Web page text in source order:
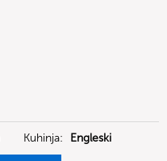
Kuhinja: Engleski